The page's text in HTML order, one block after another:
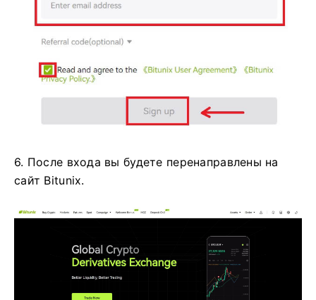
6. После входа вы будете перенаправлены на
сайт Bitunix.